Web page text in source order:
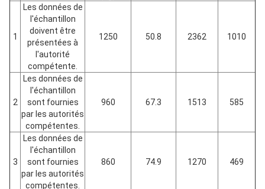
1
Les données de
l'échantillon
doivent être
présentées à
l'autorité
compétente.
1250 50.8 2362 1010
2
Les données de
l'échantillon
sont fournies
par les autorités
compétentes.
960 67.3 1513 585
3
Les données de
l'échantillon
sont fournies
par les autorités
compétentes.
860 74.9 1270 469